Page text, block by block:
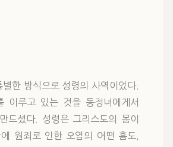
한 방식으로 성령의 사역이었다.
이루고 있는 것을 동정녀에게서
드셨다. 성령은 그리스도의 몸이
원죄로 인한 오염의 어떤 흠도,